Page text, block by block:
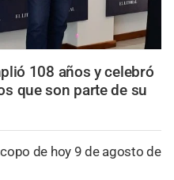
108 años y celebró
que son parte de su
de hoy 9 de agosto de